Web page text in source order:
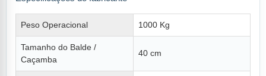
Peso Operacional 1000 Kg
Tamanho do Balde /
Caçamba
40 cm